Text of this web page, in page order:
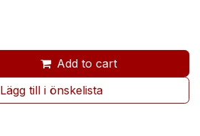
Add to cart
Lägg till i önskelista